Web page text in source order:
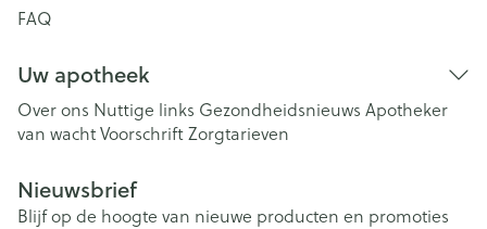
FAQ
Uw apotheek
Over ons Nuttige links Gezondheidsnieuws Apotheker
van wachtVoorschriftZorgtarieven
Nieuwsbrief
Blijf op de hoogte van nieuwe producten en promoties